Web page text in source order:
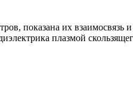
показана их взаимосвязь
плазмой